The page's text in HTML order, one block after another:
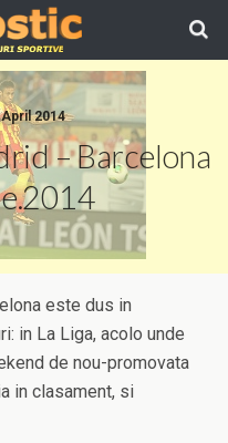
2014
– Barcelona
este dus in
in La Liga, acolo unde
de nou-promovata
in clasament, si